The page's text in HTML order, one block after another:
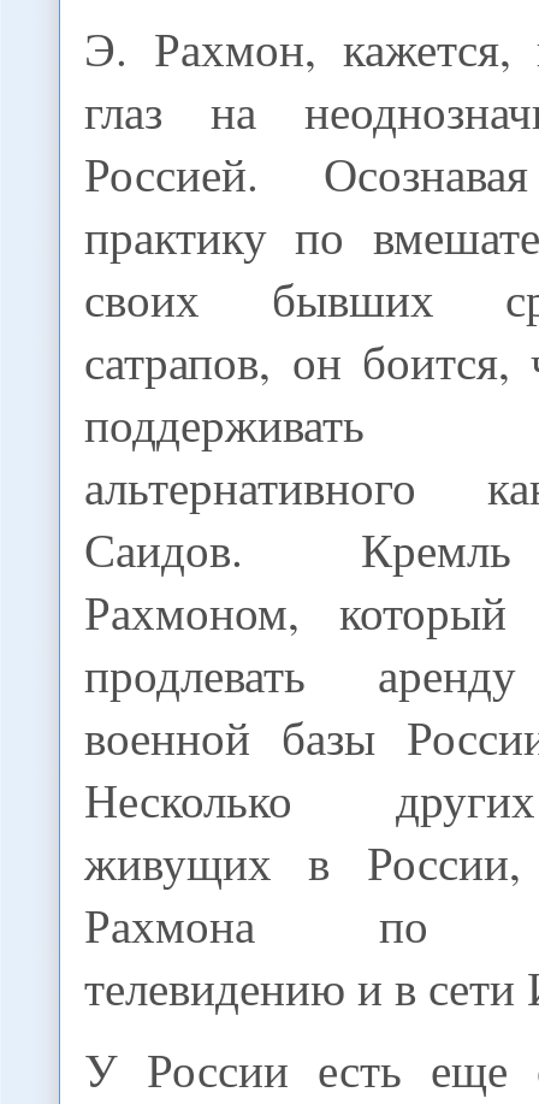
Э. Рахмон, кажется,
глаз на
Россией.
практику по
своих бывших
сатрапов, он
альтернативного
Саидов. Кремль
Рахмоном, который
продлевать
военной базы
Несколько
живущих в
Рахмона по
телевидению и в сети
У России есть